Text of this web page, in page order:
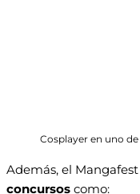
Cosplayer en uno
Además, el
concursos como: